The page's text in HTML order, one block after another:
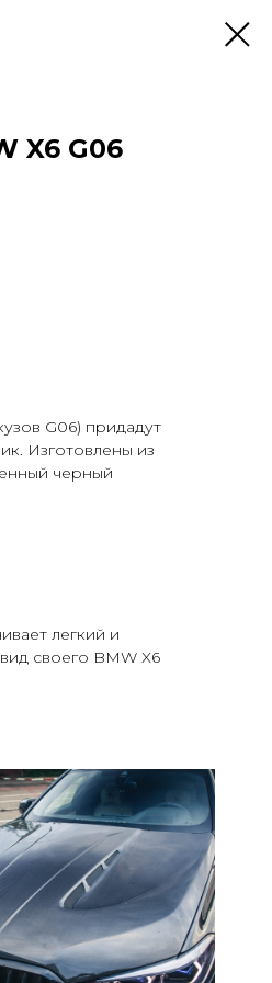
X6 G06
G06) придадут
Изготовлены из
черный
легкий и
своего BMW X6